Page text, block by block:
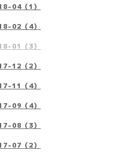
04（1）
02（4）
01（3）
12（2）
11（4）
09（4）
08（3）
07（2）